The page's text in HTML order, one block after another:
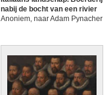
nabij de bocht van een rivier
Anoniem, naar Adam Pynacher